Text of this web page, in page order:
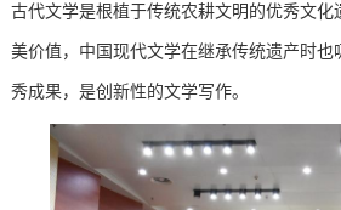
古代文学是根植于传统农耕文明的优秀文化
美价值，中国现代文学在继承传统遗产时也
秀成果，是创新性的文学写作。